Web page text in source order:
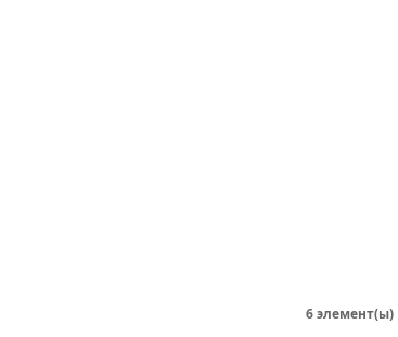
6 элемент(ы)